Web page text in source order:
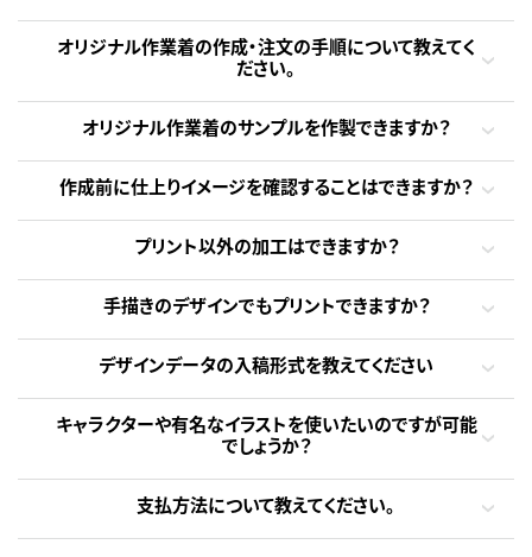
オリジナル作業着の作成・注文の手順について教えてく
ださい。
オリジナル作業着のサンプルを作製できますか？
作成前に仕上りイメージを確認することはできますか？
プリント以外の加工はできますか？
手描きのデザインでもプリントできますか？
デザインデータの入稿形式を教えてください
キャラクターや有名なイラストを使いたいのですが可能
でしょうか？
支払方法について教えてください。